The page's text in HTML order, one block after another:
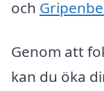
och
Genom att
kan du öka